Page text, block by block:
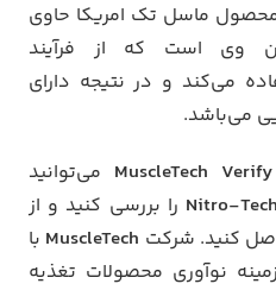
محصول ماسل تک امریکا حاوی
وی است که از فرآیند
می‌کند و در نتیجه دارای
می‌باشد.
MuscleTech Verify می‌توانید
Nitro- را بررسی کنید و از
کنید. شرکت MuscleTech با
نوآوری محصولات تغذیه